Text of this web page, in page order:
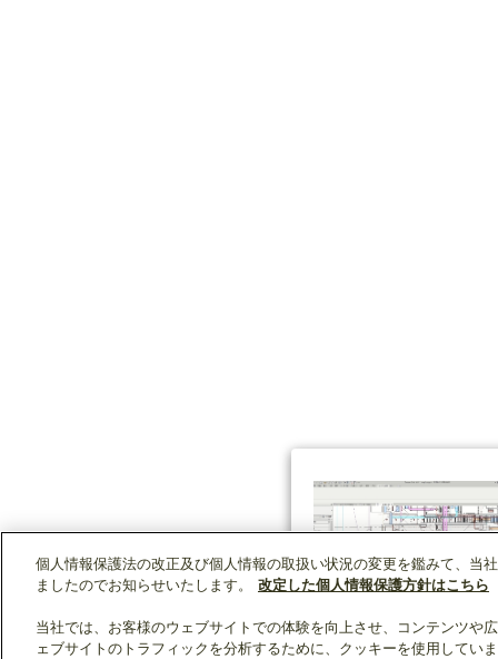
個人情報保護法の改正及び個人情報の取扱い状況の変更を鑑みて、当
ましたのでお知らせいたします。
改定した個人情報保護方針はこちら
当社では、お客様のウェブサイトでの体験を向上させ、コンテンツや
ェブサイトのトラフィックを分析するために、クッキーを使用してい